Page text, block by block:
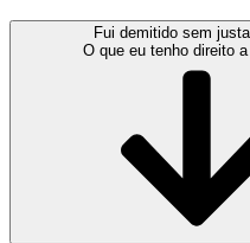
Fui demitido sem
O que eu tenho direito